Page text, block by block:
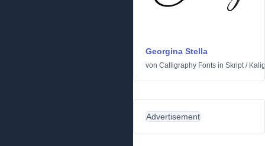
Georgina Stella
von Calligraphy Fonts in Skript/
Advertisement